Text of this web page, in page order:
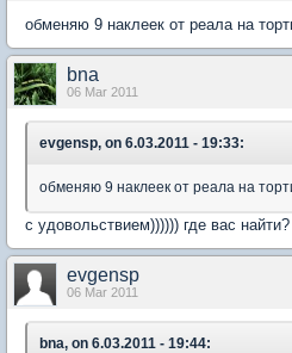
обменяю 9 наклеек от реала на
bna
06 Mar 2011
evgensp, on 6.03.2011 - 19:33:
обменяю 9 наклеек от реала на
с удовольствием)))))) где вас найти?
evgensp
06 Mar 2011
bna, on 6.03.2011 - 19:44: